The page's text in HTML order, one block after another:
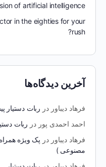
of artificial intelligence
in the eighties for your
rush?
آخرین دیدگاه‌ها
فرهاد دیباور در ربات دستیار
احمد احمدی پور در ربات
فرهاد دیباور در پک ویژه
مصنوعی )